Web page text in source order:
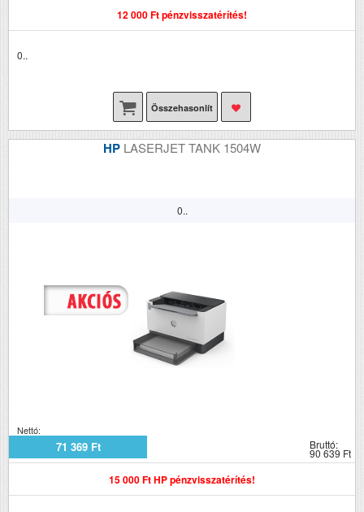
12 000 Ft pénzvisszatérítés!
0..
Összehasonlít
HP LASERJET TANK 1504W
0..
Nettó:
71 369 Ft Bruttó:
90 639 Ft
15 000 Ft HP pénzvisszatérítés!